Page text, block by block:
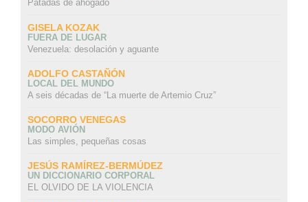
Patadas de ahogado
GISELA KOZAK
FUERA DE LUGAR
Venezuela: desolación y aguante
ADOLFO CASTAÑÓN
LOCAL DEL MUNDO
A seis décadas de “La muerte de Artemio Cruz”
SOCORRO VENEGAS
MODO AVIÓN
Las simples, pequeñas cosas
JESÚS RAMÍREZ-BERMÚDEZ
UN DICCIONARIO CORPORAL
EL OLVIDO DE LA VIOLENCIA